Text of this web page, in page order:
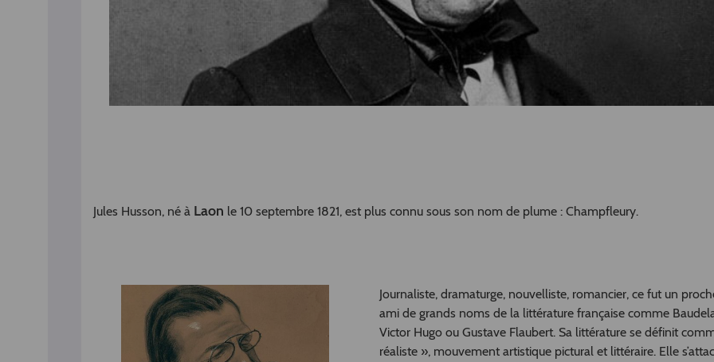
Jules Husson, né à Laon le 10 septembre 1821, est plus connu sous son nom de plume : Champfleury.
Journaliste, dramaturge, nouvelliste, romancier, ce fut un
ami de grands noms de la littérature française comme
Victor Hugo ou Gustave Flaubert. Sa littérature se définit
réaliste », mouvement artistique pictural et littéraire. Elle